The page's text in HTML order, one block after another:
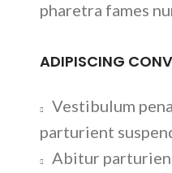
pharetra fames
ADIPISCING
Vestibulum
parturient
Abitur